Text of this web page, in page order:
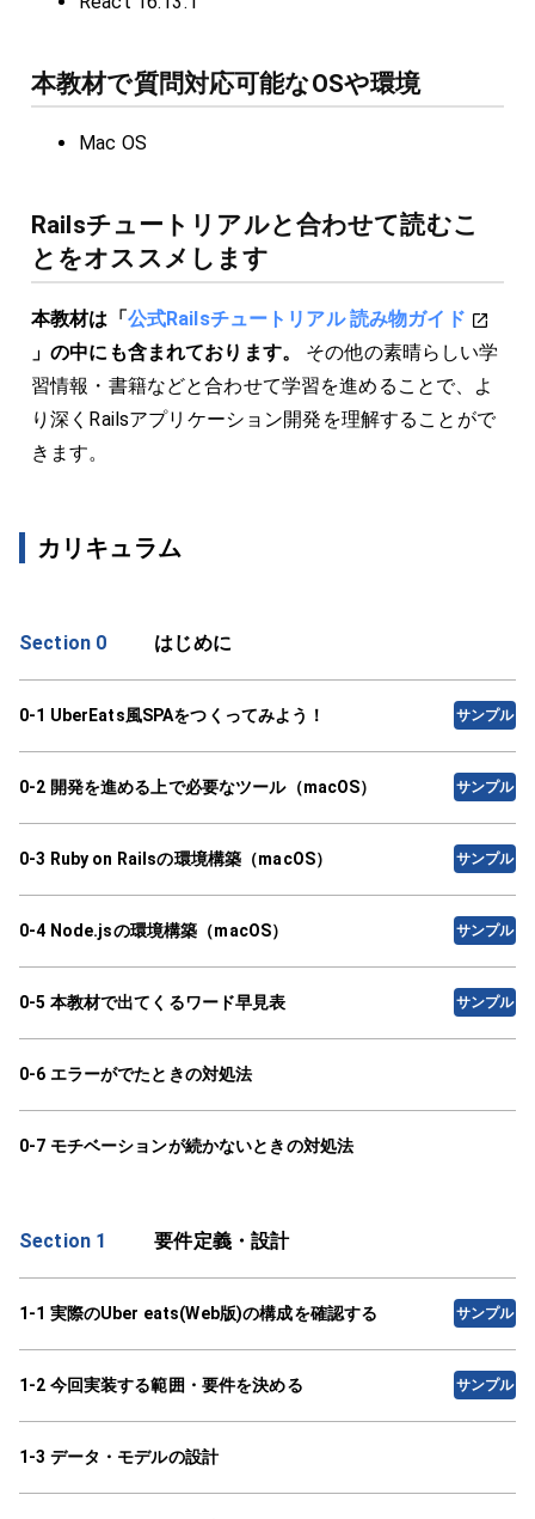
本教材で質問対応可能なOSや環境
Mac OS
Railsチュートリアルと合わせて読むこ
とをオススメします
本教材は「公式Railsチュートリアル 読み物ガイド
」の中にも含まれております。
その他の素晴らしい学
習情報・書籍などと合わせて学習を進めることで、よ
り深くRailsアプリケーション開発を理解することがで
きます。
カリキュラム
Section 0 はじめに
0-1 UberEats風SPAをつくってみよう！ サンプル
0-2 開発を進める上で必要なツール（macOS） サンプル
0-3 Ruby on Railsの環境構築（macOS） サンプル
0-4 Node.jsの環境構築（macOS） サンプル
0-5 本教材で出てくるワード早見表 サンプル
0-6 エラーがでたときの対処法
0-7 モチベーションが続かないときの対処法
Section 1 要件定義・設計
1-1 実際のUber eats(Web版)の構成を確認する サンプル
1-2 今回実装する範囲・要件を決める サンプル
1-3 データ・モデルの設計